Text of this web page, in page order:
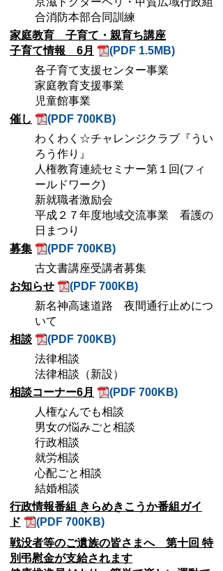
合消防本部合同訓練
家庭教育 子育て・親育ち講座
子育て情報 6月
(PDF 1.5MB)
各子育て支援センター事業
家庭教育支援事業
児童館事業
催し
(PDF 700KB)
わくわく☆チャレンジクラブ『うい
ろう作り』
人権教育連続セミナー第１回(フィ
ールドワーク)
新就職者激励会
平成２７年度地域交流事業 看護の
日まつり
募集
(PDF 700KB)
古文書講座受講者募集
お知らせ
(PDF 700KB)
新名神高速道路 夜間通行止めにつ
いて
相談
(PDF 700KB)
法律相談
法律相談（新設）
相談コーナー6月
(PDF 700KB)
人権なんでも相談
男女の悩みごと相談
行政相談
就労相談
心配ごと相談
結婚相談
行政情報番組 きらめきこうか番組ガイ
ド
(PDF 700KB)
戦没者等のご遺族の皆さまへ 第十回 特
別弔慰金が支給されます